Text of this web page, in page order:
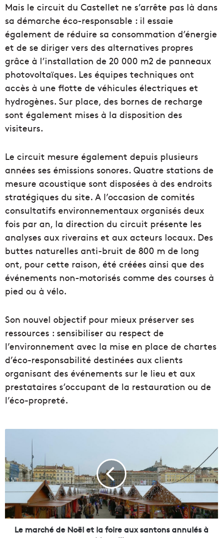
Mais le circuit du Castellet ne s’arrête pas là dans
sa démarche éco-responsable : il essaie
également de réduire sa consommation d’énergie
et de se diriger vers des alternatives propres
grâce à l’installation de 20 000 m2 de panneaux
photovoltaïques. Les équipes techniques ont
accès à une flotte de véhicules électriques et
hydrogènes. Sur place, des bornes de recharge
sont également mises à la disposition des
visiteurs.
Le circuit mesure également depuis plusieurs
années ses émissions sonores. Quatre stations de
mesure acoustique sont disposées à des endroits
stratégiques du site. A l’occasion de comités
consultatifs environnementaux organisés deux
fois par an, la direction du circuit présente les
analyses aux riverains et aux acteurs locaux. Des
buttes naturelles anti-bruit de 800 m de long
ont, pour cette raison, été créées ainsi que des
événements non-motorisés comme des courses à
pied ou à vélo.
Son nouvel objectif pour mieux préserver ses
ressources : sensibiliser au respect de
l’environnement avec la mise en place de chartes
d’éco-responsabilité destinées aux clients
organisant des événements sur le lieu et aux
prestataires s’occupant de la restauration ou de
l’éco-propreté.
m
a
r
é
d
Le marché de Noël et la foire aux santons annulés à